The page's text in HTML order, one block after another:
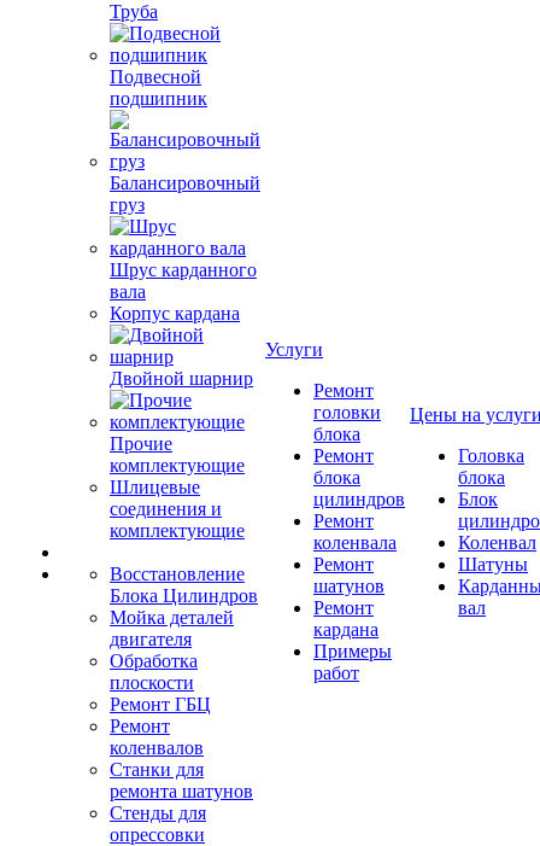
Труба
Подвесной
подшипник
Балансировочный
груз
Шрус карданного
вала
Корпус кардана
Двойной шарнир
Прочие
комплектующие
Шлицевые
соединения и
комплектующие
Восстановление
Блока Цилиндров
Мойка деталей
двигателя
Обработка
плоскости
Ремонт ГБЦ
Ремонт
коленвалов
Станки для
ремонта шатунов
Стенды для
опрессовки
Услуги
Ремонт
головки
блока
Ремонт
блока
цилиндров
Ремонт
коленвала
Ремонт
шатунов
Ремонт
кардана
Примеры
работ
Цены на
Головка
блока
Блок
Коленвал
Шатуны
вал